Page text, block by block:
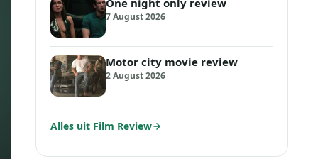
One night only review
7 August 2026
Motor city movie review
2 August 2026
Alles uit Film Review